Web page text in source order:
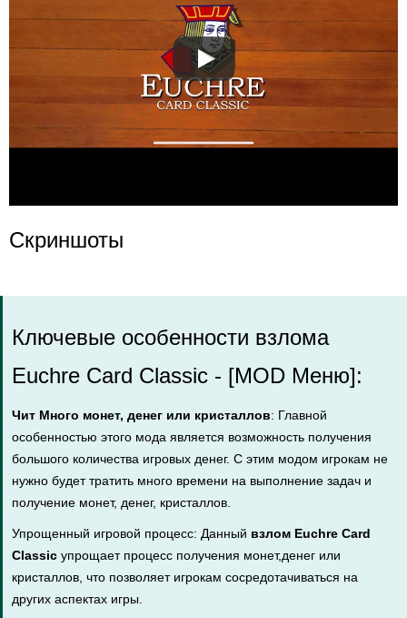
Скриншоты
Ключевые особенности взлома
Euchre Card Classic - [MOD Меню]:
Чит Много монет, денег или кристаллов: Главной
особенностью этого мода является возможность получения
большого количества игровых денег. С этим модом игрокам не
нужно будет тратить много времени на выполнение задач и
получение монет, денег, кристаллов.
Упрощенный игровой процесс: Данный взлом Euchre Card
Classic упрощает процесс получения монет,денег или
кристаллов, что позволяет игрокам сосредотачиваться на
других аспектах игры.